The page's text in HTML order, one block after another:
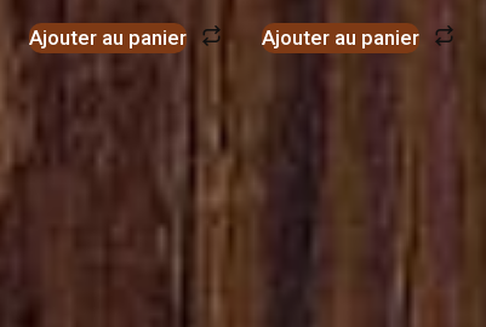
Ajouter au panier Ajouter au panier